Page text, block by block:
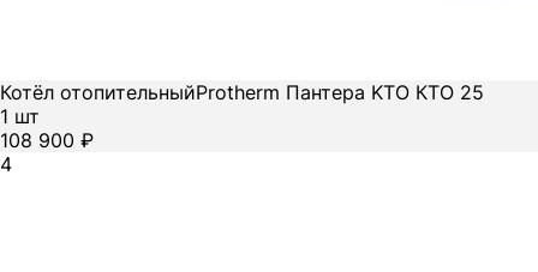
Котёл отопительныйProtherm Пантера KTO КТО 25
1 шт
108 900 ₽
4